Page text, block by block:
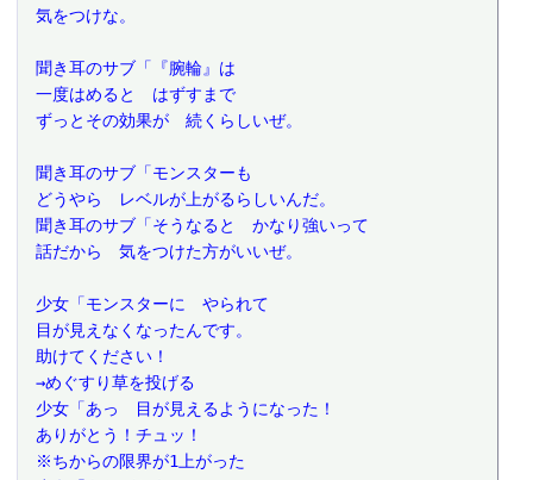
気をつけな。
聞き耳のサブ「『腕輪』は
一度はめると　はずすまで
ずっとその効果が　続くらしいぜ。
聞き耳のサブ「モンスターも
どうやら　レベルが上がるらしいんだ。
聞き耳のサブ「そうなると　かなり強いって
話だから　気をつけた方がいいぜ。
少女「モンスターに　やられて
目が見えなくなったんです。
助けてください！
→めぐすり草を投げる
少女「あっ　目が見えるようになった！
ありがとう！チュッ！
※ちからの限界が1上がった